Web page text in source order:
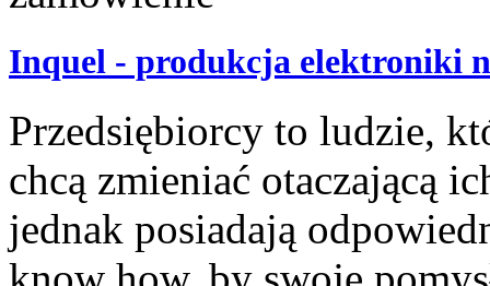
Inquel - produkcja elektroniki
Przedsiębiorcy to ludzie,
chcą zmieniać otaczającą
jednak posiadają